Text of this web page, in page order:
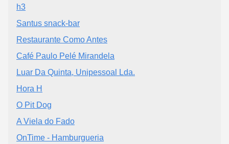
h3
Santus snack-bar
Restaurante Como Antes
Café Paulo Pelé Mirandela
Luar Da Quinta, Unipessoal Lda.
Hora H
O Pit Dog
A Viela do Fado
OnTime - Hamburgueria